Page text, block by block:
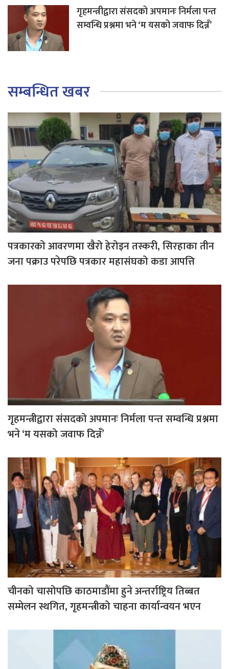
गृहमन्त्रीद्वारा संसदको अपमानः निर्मला पन्त
सम्वन्धि प्रश्नमा भने ‘म यसको जवाफ दिन्नँ’
सम्बन्धित खबर
पत्रकारको आवरणमा खैरो हेरोइन तस्करी, सिरहाका तीन
जना पक्राउ परेपछि पत्रकार महासंघको कडा आपत्ति
गृहमन्त्रीद्वारा संसदको अपमानः निर्मला पन्त सम्वन्धि प्रश्नमा
भने ‘म यसको जवाफ दिन्नँ’
चीनको चासोपछि काठमाडौंमा हुने अन्तर्राष्ट्रिय तिब्बत
सम्मेलन स्थगित, गृहमन्त्रीको चाहना कार्यान्वयन भएन